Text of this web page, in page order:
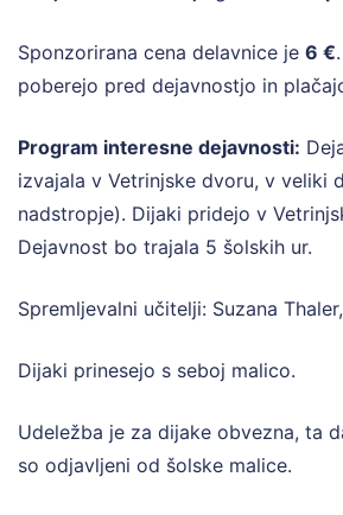
Sponzorirana cena delavnice je 6 €
poberejo pred dejavnostjo in
Program interesne dejavnosti:
izvajala v Vetrinjske dvoru, v veliki
nadstropje). Dijaki pridejo v
Dejavnost bo trajala 5 šolskih ur.
Spremljevalni učitelji: Suzana
Dijaki prinesejo s seboj malico.
Udeležba je za dijake obvezna, ta
so odjavljeni od šolske malice.